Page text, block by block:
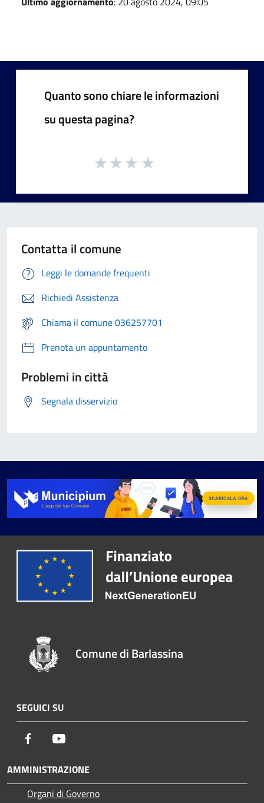
Quanto sono chiare le informazioni
su questa pagina?
Contatta il comune
Leggi le domande frequenti
Richiedi Assistenza
Chiama il comune 036257701
Prenota un appuntamento
Problemi in città
Segnala disservizio
Comune di Barlassina
SEGUICI SU
Facebook
AMMINISTRAZIONE
Organi di Governo